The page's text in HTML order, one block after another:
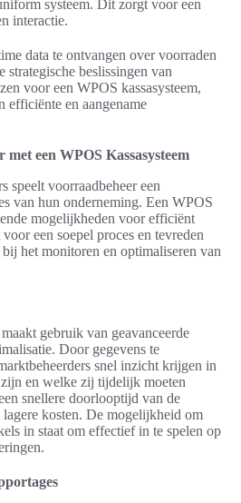
systeem. Dit zorgt voor een
interactie.
data te ontvangen over voorraden
strategische beslissingen van
voor een WPOS kassasysteem,
efficiënte en aangename
een WPOS Kassasysteem
speelt voorraadbeheer een
van hun onderneming. Een WPOS
mogelijkheden voor efficiënt
een soepel proces en tevreden
het monitoren en optimaliseren van
gebruik van geavanceerde
Door gegevens te
snel inzicht krijgen in
en welke zij tijdelijk moeten
snellere doorlooptijd van de
kosten. De mogelijkheid om
in staat om effectief in te spelen op